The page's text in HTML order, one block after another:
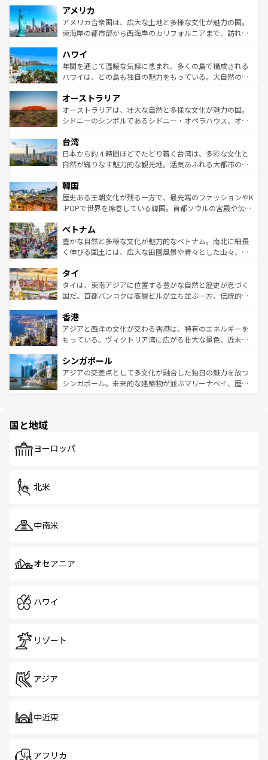
ンツ一覧を参照してほしい。
の建物がそのまま残る町や、スイスならではのユニークな
博物館もあり、アルプス観光だけでなく町歩きも満喫する
ことができる。国民の所得が高いため物価も高いが、旅行
ば市内交通費無料で観光を楽しむこともできる。 なお、新
着のスイス情報はコンテンツ一覧 を参照してほしい。
アメリカ
アメリカ合衆国は、広大な土地と多様な文化が魅力の国。
東海岸の都市部から西海岸のカリフォルニアまで、訪れる
のような巨大都市は、観光、ショッピング、エンターテイ
ンメントが詰まった刺激的なスポットだ。一方、アメリカ
西部には大自然が広がり、グランドキャニオンやイエロー
部のニューオーリンズでは、音楽と美食が融合した独特の
文化が魅力。旅行者はアメリカの各地域で異なる魅力を楽
しみながら、その多様性と豊かな歴史を感じることができ
ならではの贅沢な旅のスタイルだ。 なお、新着のアメリカ
情報はコンテンツ一覧を参照してほしい。
ハワイ
年間を通じて温暖な気候に恵まれ、多くの島で構成される
ハワイは、どの島も独自の魅力をもっている。大自然の神
ワイ島は見逃せない。また、定番の観光地といえばオアフ
島だが、静かな自然を求めるならマウイ島やカウアイ島が
おすすめ。エメラルドグリーンに輝く海をはじめ、豊かな
れるおもてなしの心で訪れる人々を迎えてくれるハワイの
人々、おいしいローカルフードやハワイアンミュージッ
ク、伝統的なフラダンスなど、すべてがハワイの魅力を彩
ワイを、存分に味わってほしい。 なお、新着のハワイ情報
はコンテンツ一覧を参照してほしい。
オーストラリア
オーストラリアは、壮大な自然と多様な文化が魅力の国。
シドニーのシンボルであるシドニー・オペラハウス、オー
リアリーフや大陸中央部にそびえるウルル（エアーズロッ
ク）、タスマニアの美しい原生林やケアンズの熱帯雨林な
ど、見どころがたくさん。また、カフェやワイン、オージ
いる。アクティビティも充実しており、サーフィンやダイ
ビング、ハイキングなど、アウトドア好きにはたまらな
い。オーストラリアの多彩な魅力を存分に味わいつくそ
参照してほしい。
台湾
日本から約４時間ほどでたどり着く台湾は、多彩な文化と
自然が織りなす魅力的な観光地。活気あふれる大都市の台
ン）、静ひつな山岳地帯である台湾東部など、都市の喧騒
と山間の静けさが共存しており、訪れる人に新しい発見と
驚きをもたらしてくれる。また、奥深い台湾の食文化も魅
容にもいいと評判のスイーツなど、バラエティ豊かな料理
が味わえる。 なお、新着の台湾情報は コンテンツ一覧を参
照してほしい。
韓国
歴史ある王朝文化が残る一方で、最先端のファッションやK
-POPで世界を席巻している韓国。首都ソウルの宮殿や伝統
き、地方に足を延ばせば四季折々の自然美を楽しむことが
できる。そして、キムチや焼肉、絶品のストリートフード
まで、さまざまな韓国料理が待っている。夜には、韓国な
リティに包まれながら、韓国の多彩な魅力を心ゆくまで味
わってみてほしい。 なお、新着の韓国情報はコンテンツ一
覧を参照してほしい。
ベトナム
豊かな自然と多様な文化が魅力的なベトナム。南北に細長
く伸びる国土には、広大な田園風景や青々とした山々、世
急速な発展と共に伝統が息づく。ハノイの古い町並みやホ
ーチミン市のフランス統治時代の建物も、独特の雰囲気を
醸し出している。また、バラエティの豊かさとおいしさで
とつ。フォーやバインミー、ベトナムコーヒーなどは、ぜ
ひ現地で味わいたい。どの地域を訪れてもあたたかい人々
が旅行者を迎えてくれるので、きっと忘れられない旅にな
参照してほしい。
タイ
タイは、東南アジアに位置する豊かな自然と歴史が息づく
国だ。首都バンコクは高層ビルが立ち並ぶ一方、伝統的な
の活気が交差している。北部ではチェンマイなどの山岳地
帯で自然と触れ合い、南部ではプーケットやクラビの美し
いビーチでリゾート気分を楽しむことができる。タイ料理
激する。気候は一年中温暖で、どの季節にも異なる楽しみ
が待っている。親しみやすいタイの人々、仏教を中心とし
た文化、そして多様な観光資源が、訪れる旅人を魅了し続
香港
アジアと西洋の文化が交わる香港は、特有のエネルギーを
もっている。ヴィクトリア湾に広がる壮大な景色、近未来
み、どこを訪れても感動するはず。観光スポットが密集し
ており、効率よく見どころを回れるのも魅力。息をのむよ
うな絶景から文化的な体験まで、香港を存分に楽しみ尽く
シンガポール
アジアの交差点として多文化が融合した独自の魅力を放つ
シンガポール。未来的な建築物が並ぶマリーナベイ、歴史
で、ホーカーズは地元の風情を楽しめる外せないスポット
国と地域
ヨーロッパ
北米
中南米
オセアニア
ハワイ
リゾート
アジア
中近東
アフリカ